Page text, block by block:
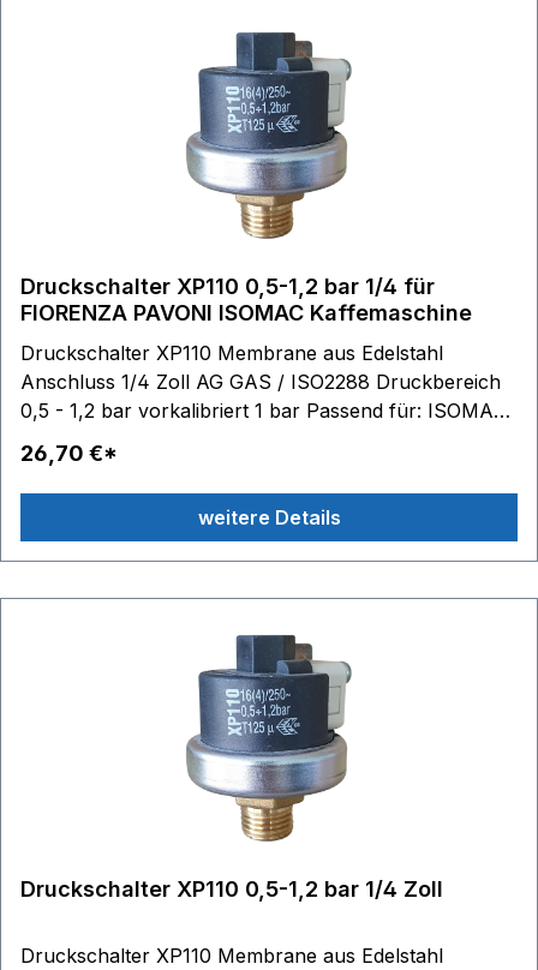
Druckschalter XP110 0,5-1,2 bar 1/4 für
FIORENZA PAVONI ISOMAC Kaffemaschine
Druckschalter XP110 Membrane aus Edelstahl
Anschluss 1/4 Zoll AG GAS / ISO2288 Druckbereich
0,5 - 1,2 bar vorkalibriert 1 bar Passend für: ISOMAC
MILLENNIUM, MONDIALE, PRO3.1, PRO6.1, TEA,
ZAFFIRO,MILLENNIUM, MONDIALE, TEA,
ZAFFIROMILLENNIUM, MONDIALE, PRO3.1, PRO6.1,
TEA, ZAFFIRO,MILLENNIUM, MONDIALE, TEA,
ZAFFIROMILLENNIUM, MONDIALE, PRO3.1, PRO6.1,
BOTTICELLI-EVOLUZIONE (202007-), BOTTICELLI-
PREMIUM (202007-), CELLINI-CLASSIC (202007-),
CELLINI-EVOLUZIONE (202007-), CELLINI-PREMIUM
(202007-), GIOTTO-EVOLUZIONE (202007-),
GIOTTO-PREMIUM (202007-), PUB1EM (201905-),
PUB1EM-R (201905-), PUB1EV (201905-), PUB1EV-R
(201905-), Pub-E-M (199801-), Pub-E-V (199801-)
FIORENZA ACCADEMIA, BRICOLETTA, COLOMBINA,
26,70 €*
weitere Details
Druckschalter XP110 0,5-1,2 bar 1/4 Zoll
Druckschalter XP110 Membrane aus Edelstahl